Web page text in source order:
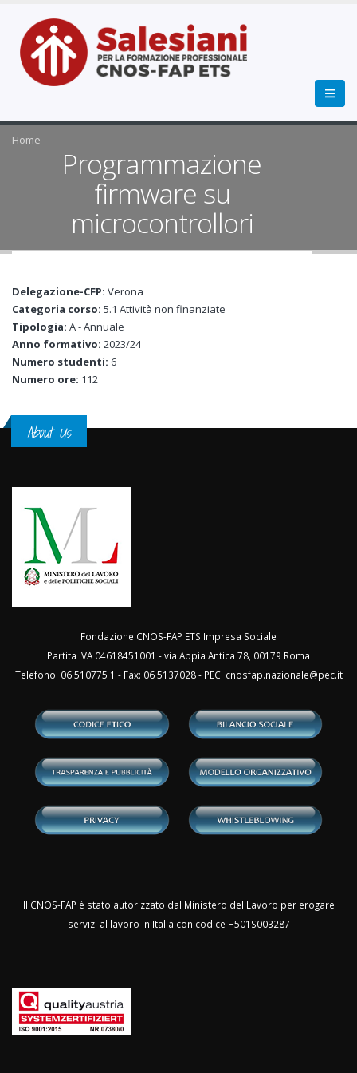
Home
Programmazione
firmware su
microcontrollori
Delegazione-CFP: Verona
Categoria corso: 5.1 Attività non finanziate
Tipologia: A - Annuale
Anno formativo: 2023/24
Numero studenti: 6
Numero ore: 112
About Us
Fondazione CNOS-FAP ETS Impresa Sociale
Partita IVA 04618451001 - via Appia Antica 78, 00179 Roma
Telefono: 06 510775 1 - Fax: 06 5137028 - PEC: cnosfap.nazionale@pec.it
Il CNOS-FAP è stato autorizzato dal Ministero del Lavoro per erogare
servizi al lavoro in Italia con codice H501S003287